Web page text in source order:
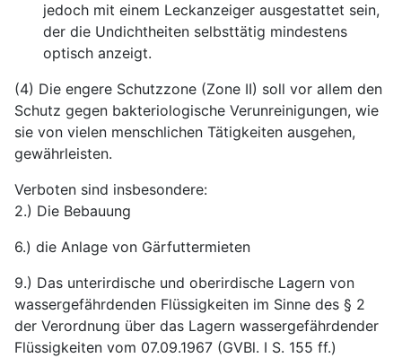
jedoch mit einem Leckanzeiger ausgestattet sein,
der die Undichtheiten selbsttätig mindestens
optisch anzeigt.
(4) Die engere Schutzzone (Zone II) soll vor allem den
Schutz gegen bakteriologische Verunreinigungen, wie
sie von vielen menschlichen Tätigkeiten ausgehen,
gewährleisten.
Verboten sind insbesondere:
2.) Die Bebauung
6.) die Anlage von Gärfuttermieten
9.) Das unterirdische und oberirdische Lagern von
wassergefährdenden Flüssigkeiten im Sinne des § 2
der Verordnung über das Lagern wassergefährdender
Flüssigkeiten vom 07.09.1967 (GVBl. I S. 155 ff.)